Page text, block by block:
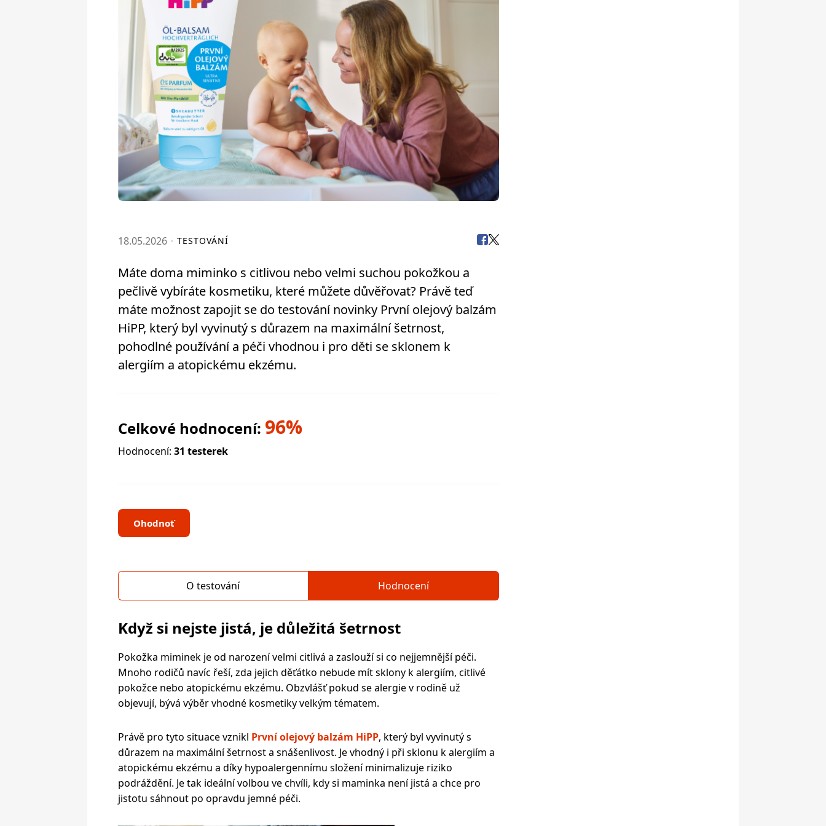
18.05.2026 TESTOVÁNÍ
Máte doma miminko s citlivou nebo velmi suchou pokožkou a
pečlivě vybíráte kosmetiku, které můžete důvěřovat? Právě teď
máte možnost zapojit se do testování novinky První olejový balzám
HiPP, který byl vyvinutý s důrazem na maximální šetrnost,
pohodlné používání a péči vhodnou i pro děti se sklonem k
alergiím a atopickému ekzému.
Celkové hodnocení: 96%
Hodnocení: 31 testerek
Ohodnoť
O testování Hodnocení
Když si nejste jistá, je důležitá šetrnost
Pokožka miminek je od narození velmi citlivá a zaslouží si co nejjemnější péči.
Mnoho rodičů navíc řeší, zda jejich děťátko nebude mít sklony k alergiím, citlivé
pokožce nebo atopickému ekzému. Obzvlášť pokud se alergie v rodině už
objevují, bývá výběr vhodné kosmetiky velkým tématem.
Právě pro tyto situace vznikl První olejový balzám HiPP, který byl vyvinutý s
důrazem na maximální šetrnost a snášenlivost. Je vhodný i při sklonu k alergiím a
atopickému ekzému a díky hypoalergennímu složení minimalizuje riziko
podráždění. Je tak ideální volbou ve chvíli, kdy si maminka není jistá a chce pro
jistotu sáhnout po opravdu jemné péči.